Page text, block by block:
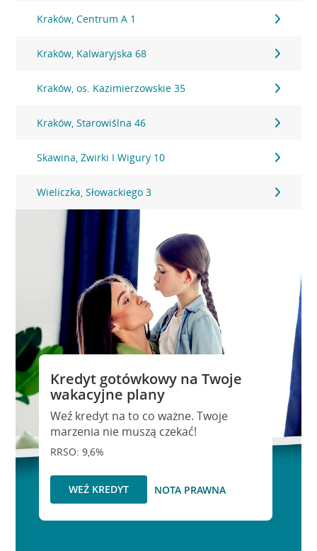
Kraków, Centrum A 1
Kraków, Kalwaryjska 68
Kraków, os. Kazimierzowskie 35
Kraków, Starowiślna 46
Skawina, Żwirki I Wigury 10
Wieliczka, Słowackiego 3
Kredyt gotówkowy na Twoje
wakacyjne plany
Weź kredyt na to co ważne. Twoje
marzenia nie muszą czekać!
RRSO: 9,6%
WEŹ KREDYT NOTA PRAWNA